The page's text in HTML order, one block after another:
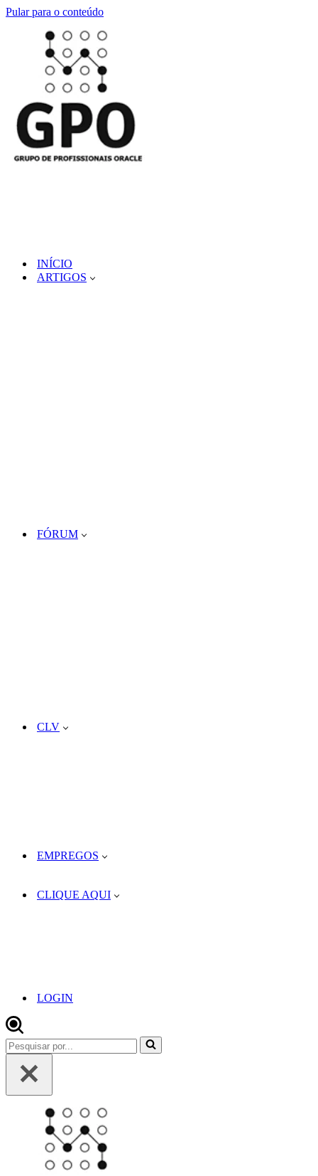
Pular para o conteúdo
INÍCIO
ARTIGOS
FÓRUM
CLV
EMPREGOS
CLIQUE AQUI
LOGIN
Pesquisar
por...